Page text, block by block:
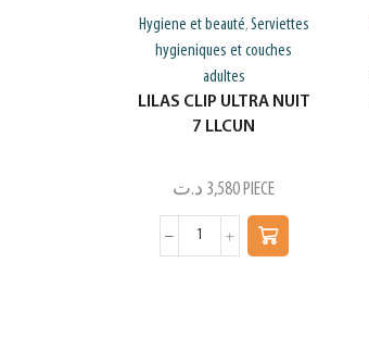
Hygiene et beauté, Serviettes
hygieniques et couches
adultes
LILAS CLIP ULTRA NUIT
7 LLCUN
3,580 د.ت PIECE